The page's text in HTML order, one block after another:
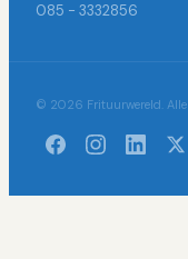
085 - 3332856
© 2026 Frituurwereld.